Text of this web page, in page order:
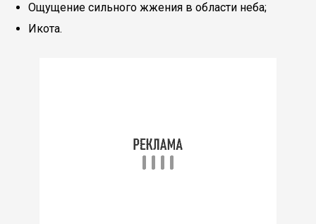
Ощущение сильного жжения в области неба;
Икота.